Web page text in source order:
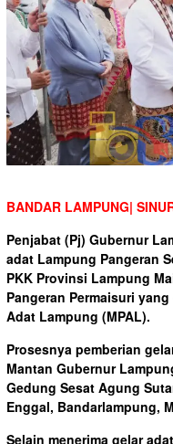
BANDAR LAMPUNG|
Penjabat (Pj) Gubernur
adat Lampung Pangeran
PKK Provinsi Lampung
Pangeran Permaisuri
Adat Lampung (MPAL).
Prosesnya pemberian
Mantan Gubernur
Gedung Sesat Agung
Enggal, Bandarlampung,
Selain menerima gelar